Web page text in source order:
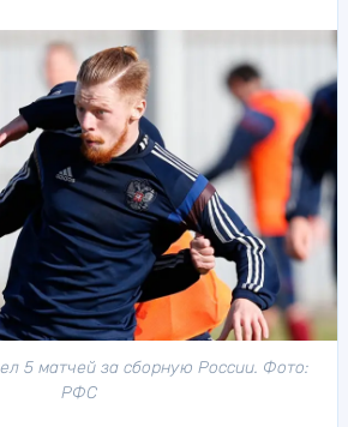
5 матчей за сборную России. Фото:
РФС